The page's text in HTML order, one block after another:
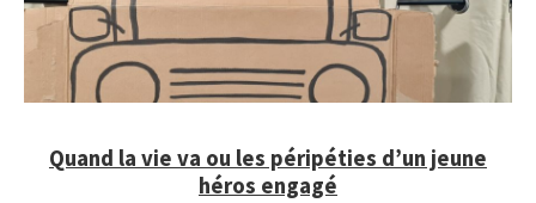
Quand la vie va ou les péripéties d’un jeune
héros engagé